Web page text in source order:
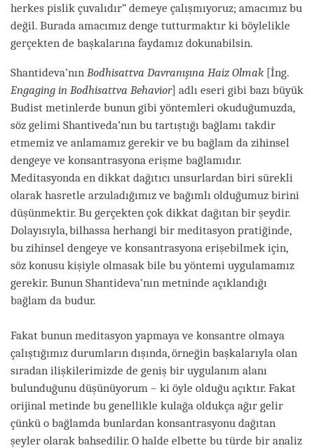
herkes pislik çuvalıdır” demeye çalışmıyoruz; amacımız bu
değil. Burada amacımız denge tutturmaktır ki böylelikle
gerçekten de başkalarına faydamız dokunabilsin.
Shantideva’nın Bodhisattva Davranışına Haiz Olmak [İng.
Engaging in Bodhisattva Behavior] adlı eseri gibi bazı büyük
Budist metinlerde bunun gibi yöntemleri okuduğumuzda,
söz gelimi Shantiveda’nın bu tartıştığı bağlamı takdir
etmemiz ve anlamamız gerekir ve bu bağlam da zihinsel
dengeye ve konsantrasyona erişme bağlamıdır.
Meditasyonda en dikkat dağıtıcı unsurlardan biri sürekli
olarak hasretle arzuladığımız ve bağımlı olduğumuz birini
düşünmektir. Bu gerçekten çok dikkat dağıtan bir şeydir.
Dolayısıyla, bilhassa herhangi bir meditasyon pratiğinde,
bu zihinsel dengeye ve konsantrasyona erişebilmek için,
söz konusu kişiyle olmasak bile bu yöntemi uygulamamız
gerekir. Bunun Shantideva’nın metninde açıklandığı
bağlam da budur.
Fakat bunun meditasyon yapmaya ve konsantre olmaya
çalıştığımız durumların dışında, örneğin başkalarıyla olan
sıradan ilişkilerimizde de geniş bir uygulanım alanı
bulunduğunu düşünüyorum – ki öyle olduğu açıktır. Fakat
orijinal metinde bu genellikle kulağa oldukça ağır gelir
çünkü o bağlamda bunlardan konsantrasyonu dağıtan
şeyler olarak bahsedilir. O halde elbette bu türde bir analiz